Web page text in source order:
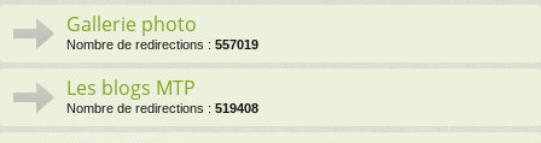
Gallerie photo
Nombre de redirections : 557019
Les blogs MTP
Nombre de redirections : 519408